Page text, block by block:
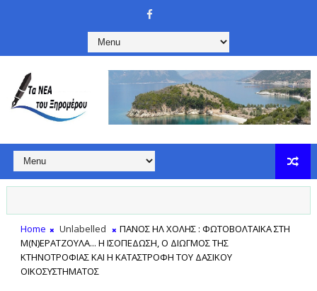
Home Unlabelled
ΠΑΝΟΣ ΗΛ ΧΟΛΗΣ : ΦΩΤΟΒΟΛΤΑΙΚΑ ΣΤΗ
Μ(Ν)ΕΡΑΤΖΟΥΛΑ... Η ΙΣΟΠΕΔΩΣΗ, Ο ΔΙΩΓΜΟΣ ΤΗΣ
ΚΤΗΝΟΤΡΟΦΙΑΣ ΚΑΙ Η ΚΑΤΑΣΤΡΟΦΗ ΤΟΥ ΔΑΣΙΚΟΥ
ΟΙΚΟΣΥΣΤΗΜΑΤΟΣ